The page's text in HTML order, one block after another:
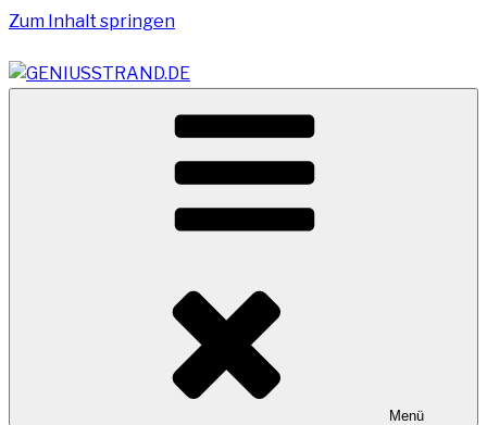
Zum Inhalt springen
GENIUSSTRAND.DE
Vom Geniusstrand zum JadeWeserPort/Container
Terminal Wilhelmshaven
Menü